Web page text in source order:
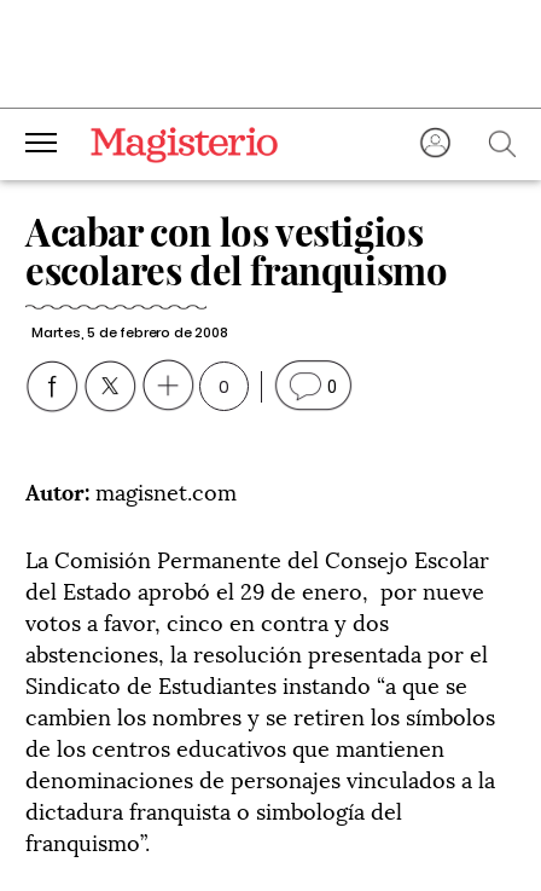
Acabar con los vestigios
escolares del franquismo
Martes, 5 de febrero de 2008
0 0
Autor:magisnet.com
La Comisión Permanente del Consejo Escolar
del Estado aprobó el 29 de enero, por nueve
votos a favor, cinco en contra y dos
abstenciones, la resolución presentada por el
Sindicato de Estudiantes instando “a que se
cambien los nombres y se retiren los símbolos
de los centros educativos que mantienen
denominaciones de personajes vinculados a la
dictadura franquista o simbología del
franquismo”.